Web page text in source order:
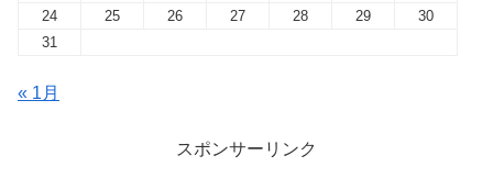
24
25 26 27 28 29
30
31
« 1月
スポンサーリンク